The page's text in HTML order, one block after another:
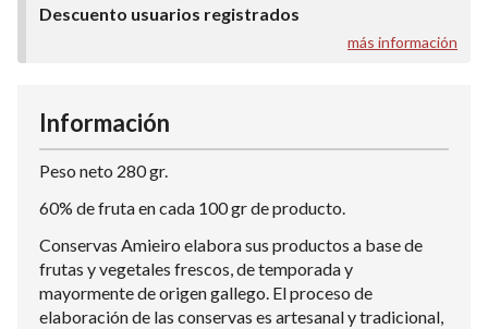
Descuento usuarios registrados
más información
Información
Peso neto 280 gr.
60% de fruta en cada 100 gr de producto.
Conservas Amieiro elabora sus productos a base de
frutas y vegetales frescos, de temporada y
mayormente de origen gallego. El proceso de
elaboración de las conservas es artesanal y tradicional,